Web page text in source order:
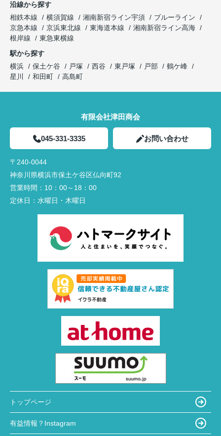
沿線から探す
相鉄本線
横須賀線 湘南新宿ライン宇須
ブルーライン
京急本線
京浜東北線 東海道本線
湘南新宿ライン高海
根岸線
東急東横線
駅から探す
横浜
保土ケ谷 戸塚 西谷 東戸塚 戸部
鶴ケ峰
星川
和田町 高島町
有限会社津田商会
045-331-3335 お問い合わせ
〒240-0044
神奈川県横浜市保土ケ谷区仏向町92
営業時間： 10：00～18：00
定休日： 水曜日・木曜日
トップページ
有益情報？Instagram